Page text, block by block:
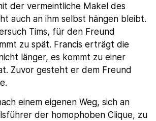
der vermeintliche Makel des
auch an ihm selbst hängen bleibt.
Tims, für den Freund
zu spät. Francis erträgt die
länger, es kommt zu einer
Zuvor gesteht er dem Freund
einem eigenen Weg, sich an
der homophoben Clique, zu